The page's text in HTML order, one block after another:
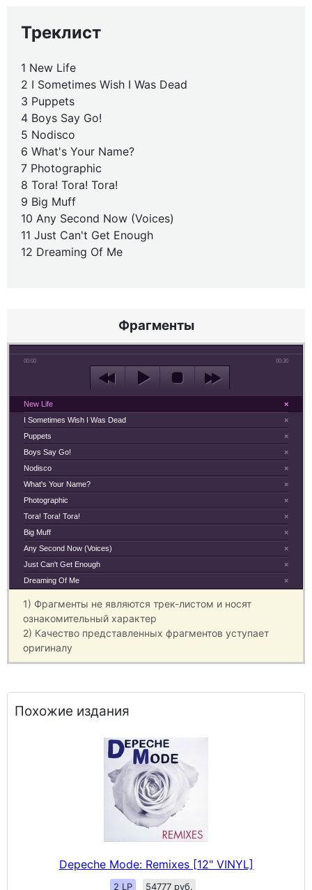
Треклист
1 New Life
2 I Sometimes Wish I Was Dead
3 Puppets
4 Boys Say Go!
5 Nodisco
6 What's Your Name?
7 Photographic
8 Tora! Tora! Tora!
9 Big Muff
10 Any Second Now (Voices)
11 Just Can't Get Enough
12 Dreaming Of Me
Фрагменты
00:00 00:30
×
New Life
×
I Sometimes Wish I Was Dead
×
Puppets
×
Boys Say Go!
×
Nodisco
×
What's Your Name?
×
Photographic
×
Tora! Tora! Tora!
×
Big Muff
×
Any Second Now (Voices)
×
Just Can't Get Enough
×
Dreaming Of Me
1) Фрагменты не являются трек-листом и носят
ознакомительный характер
2) Качество представленных фрагментов уступает
оригиналу
Похожие издания
Depeche Mode: Remixes [12" VINYL]
2 LP 54777 руб.